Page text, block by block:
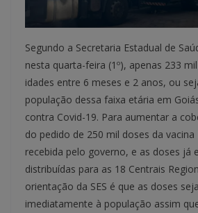
Segundo a Secretaria Estadual de
nesta quarta-feira (1º), apenas 233
idades entre 6 meses e 2 anos, ou
população dessa faixa etária em
contra Covid-19. Para aumentar a
do pedido de 250 mil doses da
recebida pelo governo, e as doses já
distribuídas para as 18 Centrais
orientação da SES é que as doses
imediatamente à população assim